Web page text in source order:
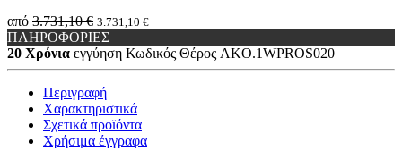
από 3.731,10 € 3.731,10 €
ΠΛΗΡΟΦΟΡΙΕΣ
20 Χρόνια εγγύηση Κωδικός Θέρος AKO.1WPROS020
Περιγραφή
Χαρακτηριστικά
Σχετικά προϊόντα
Χρήσιμα έγγραφα